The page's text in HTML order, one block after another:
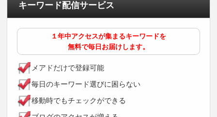
キーワード配信サービス
１年中アクセスが集まるキーワードを
無料で毎日お届けします。
メアドだけで登録可能
毎日のキーワード選びに困らない
移動時でもチェックができる